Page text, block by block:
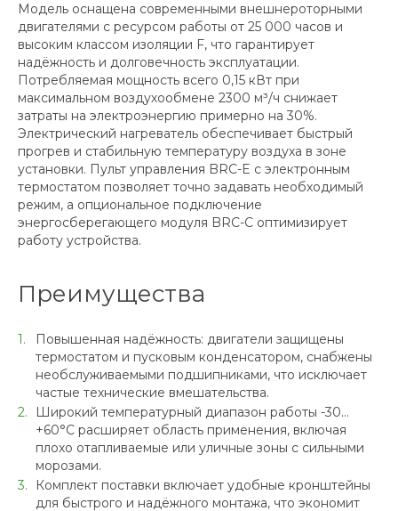
Модель оснащена современными внешнероторными
двигателями с ресурсом работы от 25 000 часов и
высоким классом изоляции F, что гарантирует
надёжность и долговечность эксплуатации.
Потребляемая мощность всего 0,15 кВт при
максимальном воздухообмене 2300 м³/ч снижает
затраты на электроэнергию примерно на 30%.
Электрический нагреватель обеспечивает быстрый
прогрев и стабильную температуру воздуха в зоне
установки. Пульт управления BRC-E с электронным
термостатом позволяет точно задавать необходимый
режим, а опциональное подключение
энергосберегающего модуля BRC-C оптимизирует
работу устройства.
Преимущества
Повышенная надёжность: двигатели защищены
термостатом и пусковым конденсатором, снабжены
необслуживаемыми подшипниками, что исключает
частые технические вмешательства.
Широкий температурный диапазон работы -30…
+60°С расширяет область применения, включая
плохо отапливаемые или уличные зоны с сильными
морозами.
Комплект поставки включает удобные кронштейны
для быстрого и надёжного монтажа, что экономит